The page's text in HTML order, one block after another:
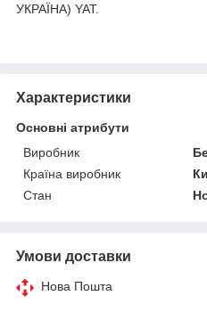
УКРАЇНА) YAT.
Характеристики
Основні атрибути
Виробник
Країна виробник
Стан
Умови доставки
Нова Пошта